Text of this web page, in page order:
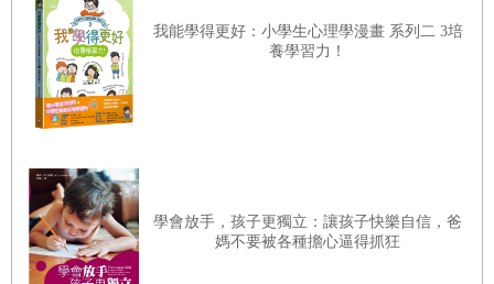
我能學得更好：小學生心理學漫畫 系列二 3培
養學習力！
學會放手，孩子更獨立：讓孩子快樂自信，爸
媽不要被各種擔心逼得抓狂